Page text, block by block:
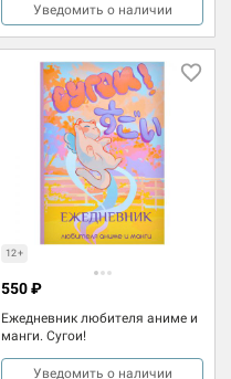
Уведомить о наличии
12+
Ежедневник любителя аниме и
манги. Сугои!
550 ₽
Уведомить о наличии